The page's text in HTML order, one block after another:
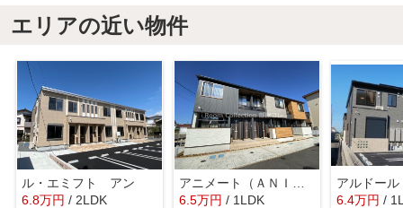
エリアの近い物件
ル・エミフト アン
6.8万円 / 2LDK
6.5万円 / 1LDK
アルドー
6.4万円 /